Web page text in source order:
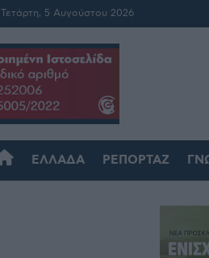
Τετάρτη, 5 Αυγούστου 2026
ΕΛΛΆΔΑ ΡΕΠΟΡΤΆΖ